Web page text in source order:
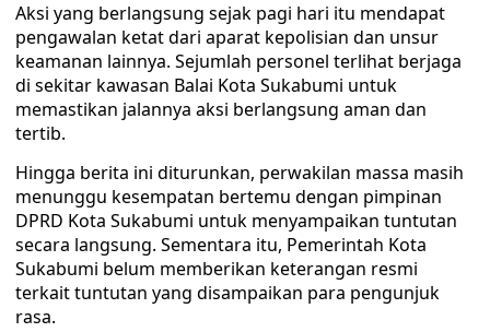
Aksi yang berlangsung sejak pagi hari itu mendapat
pengawalan ketat dari aparat kepolisian dan unsur
keamanan lainnya. Sejumlah personel terlihat berjaga
di sekitar kawasan Balai Kota Sukabumi untuk
memastikan jalannya aksi berlangsung aman dan
tertib.
Hingga berita ini diturunkan, perwakilan massa masih
menunggu kesempatan bertemu dengan pimpinan
DPRD Kota Sukabumi untuk menyampaikan tuntutan
secara langsung. Sementara itu, Pemerintah Kota
Sukabumi belum memberikan keterangan resmi
terkait tuntutan yang disampaikan para pengunjuk
rasa.